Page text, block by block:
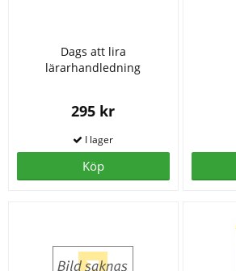
Dags att lira
lärarhandledning
295 kr
Köp